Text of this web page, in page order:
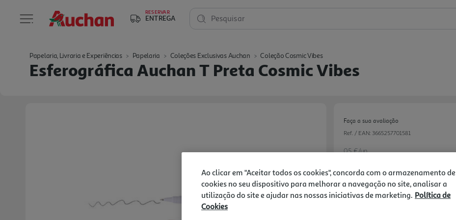
RESERVAR
ENTREGA Pesquisar
Papelaria, Livraria e Experiências Papelaria Coleções Exclusivas Auchan Coleção Cosmic Vibes
Esferográfica Auchan T Preta Cosmic Vibes
Faça a sua avaliação
Ref. / EAN: 3665257701581
0.5 €/un
-49%
Price reduced from
0,99 €to
Ao clicar em "Aceitar todos os cookies", concorda com o armazenamento de
cookies no seu dispositivo para melhorar a navegação no site, analisar a
utilização do site e ajudar nas nossas iniciativas de marketing. Política de
Cookies